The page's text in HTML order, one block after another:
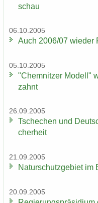
schau
06.10.2005
Auch 2006/07 wie­der
05.10.2005
"Chem­nit­zer Mo­dell"
zahnt
26.09.2005
Tsche­chen und
cher­heit
21.09.2005
Na­tur­schutz­ge­biet im
20.09.2005